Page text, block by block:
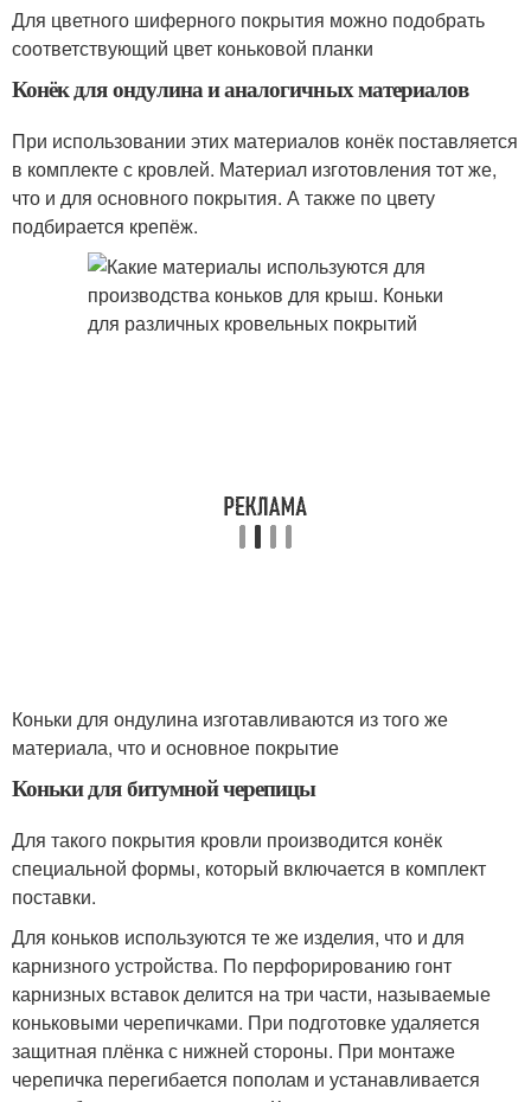
Для цветного шиферного покрытия можно подобрать
соответствующий цвет коньковой планки
Конёк для ондулина и аналогичных материалов
При использовании этих материалов конёк поставляется
в комплекте с кровлей. Материал изготовления тот же,
что и для основного покрытия. А также по цвету
подбирается крепёж.
Коньки для ондулина изготавливаются из того же
материала, что и основное покрытие
Коньки для битумной черепицы
Для такого покрытия кровли производится конёк
специальной формы, который включается в комплект
поставки.
Для коньков используются те же изделия, что и для
карнизного устройства. По перфорированию гонт
карнизных вставок делится на три части, называемые
коньковыми черепичками. При подготовке удаляется
защитная плёнка с нижней стороны. При монтаже
черепичка перегибается пополам и устанавливается